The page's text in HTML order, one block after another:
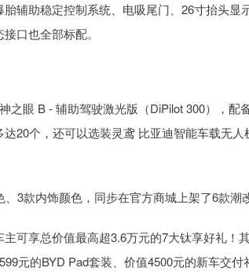
辅助稳定控制系统、电吸尾门、26寸抬头
口也全部标配。
之眼 B - 辅助驾驶激光版（DiPilot 300），
20个，还可以选装灵鸢 比亚迪智能车载无
3款内饰颜色，同步在官方商城上架了6款潮
可享总价值最高超3.6万元的7大钛享好礼！
元的BYD Pad套装、价值4500元的新车交
14311.01 200.89 1.42%